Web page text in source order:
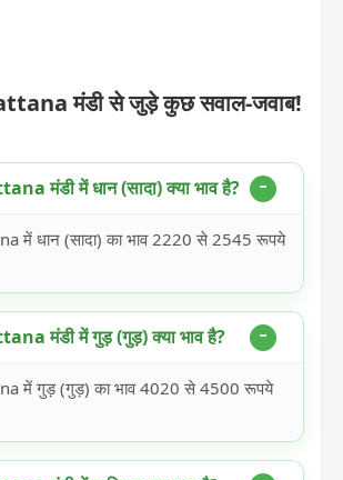
मंडी से जुड़े कुछ सवाल-जवाब!
मंडी में धान (सादा) क्या भाव है?
में धान (सादा) का भाव 2220 से 2545 रूपये
मंडी में गुड़ (गुड़) क्या भाव है?
में गुड़ (गुड़) का भाव 4020 से 4500 रूपये